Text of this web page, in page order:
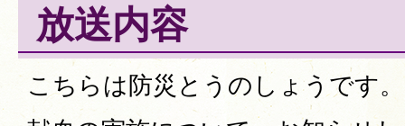
放送内容
こちらは防災とうのしょうです。